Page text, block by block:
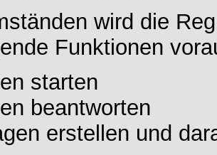
wird die
Funktionen
starten
beantworten
erstellen und